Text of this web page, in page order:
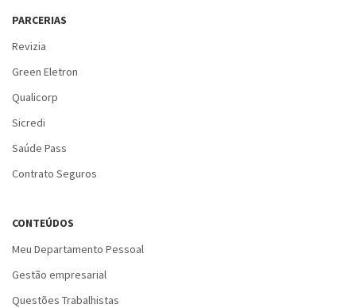
PARCERIAS
Revizia
Green Eletron
Qualicorp
Sicredi
Saúde Pass
Contrato Seguros
CONTEÚDOS
Meu Departamento Pessoal
Gestão empresarial
Questões Trabalhistas